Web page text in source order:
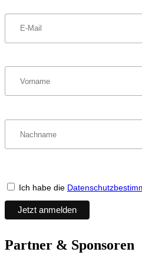
Ich habe die
Partner & Sponsoren